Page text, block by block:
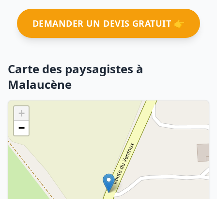
DEMANDER UN DEVIS GRATUIT 👉
Carte des paysagistes à
Malaucène
+
−